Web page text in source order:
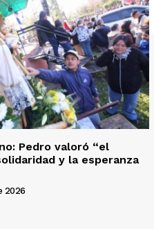
Pedro valoró “el
y la esperanza
2026